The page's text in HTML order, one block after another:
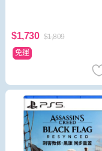
$1,730 $1,809
免運